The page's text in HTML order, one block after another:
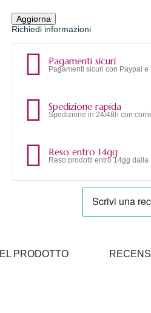
Richiedi informazioni
Pagamenti sicuri
Pagamenti sicuri con Paypal e
Spedizione rapida
Spedizione in 24/48h con
Reso entro 14gg
Reso prodotti entro 14gg dalla
PRODOTTO